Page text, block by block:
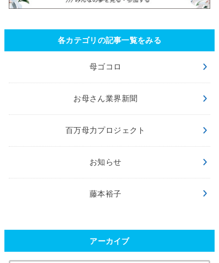
各カテゴリの記事一覧をみる
母ゴコロ
お母さん業界新聞
百万母力プロジェクト
お知らせ
藤本裕子
アーカイブ